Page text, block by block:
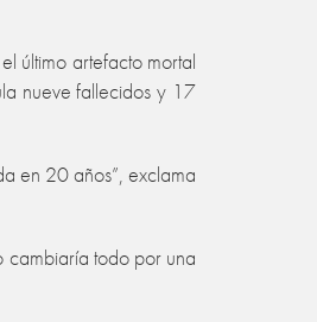
último artefacto mortal
nueve fallecidos y 17
en 20 años”, exclama
cambiaría todo por una